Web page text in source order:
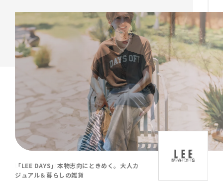
「LEE DAYS」本物志向にときめく。大人カ
ジュアル＆暮らしの雑貨